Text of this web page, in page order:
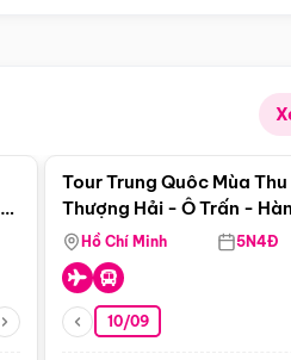
Tour Trung Quôc Mùa Thu
Thượng Hải - Ô Trấn -
(Tour Không Shopping)
Hồ Chí Minh 5N4Đ
10/09